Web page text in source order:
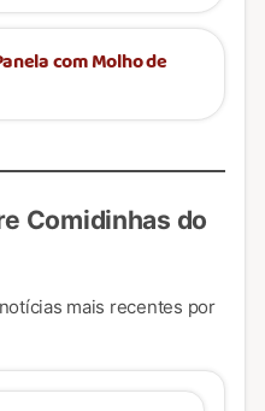
com Molho de
Comidinhas do
mais recentes por